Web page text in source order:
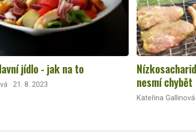
jídlo - jak na to
· 21. 8. 2023
nesmí chybět
Kateřina Gallinová